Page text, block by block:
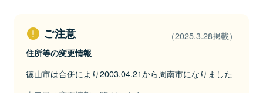
ご注意 （2025.3.28掲載）
住所等の変更情報
徳山市は合併により2003.04.21から周南市になりました